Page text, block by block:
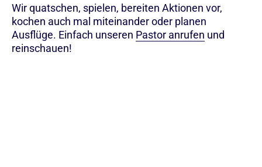
Wir quatschen, spielen, bereiten Aktionen vor,
kochen auch mal miteinander oder planen
Ausflüge. Einfach unseren Pastor anrufen und
reinschauen!